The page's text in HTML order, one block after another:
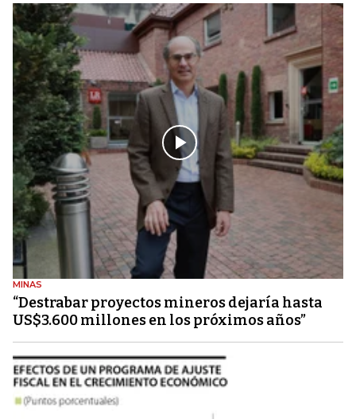
MINAS
“Destrabar proyectos mineros dejaría hasta
US$3.600 millones en los próximos años”